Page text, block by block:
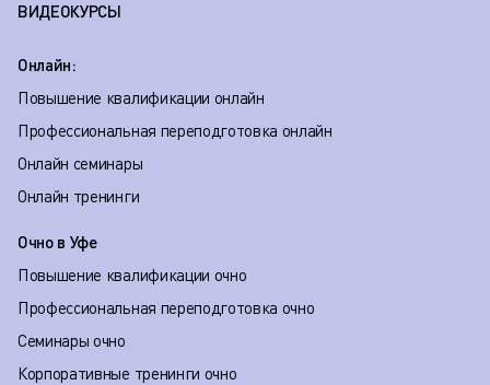
ВИДЕОКУРСЫ
Онлайн:
Повышение квалификации онлайн
Профессиональная переподготовка онлайн
Онлайн семинары
Онлайн тренинги
Очно в Уфе
Повышение квалификации очно
Профессиональная переподготовка очно
Семинары очно
Корпоративные тренинги очно